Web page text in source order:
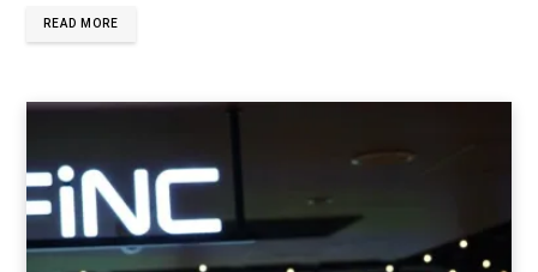
READ MORE